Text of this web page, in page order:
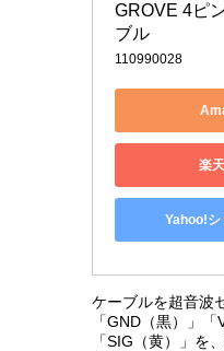
GROVE 4ピ
ブル
110990028
楽
Yahoo!シ
ケーブルを超音波
「GND（黒）」「
「SIG（黄）」を